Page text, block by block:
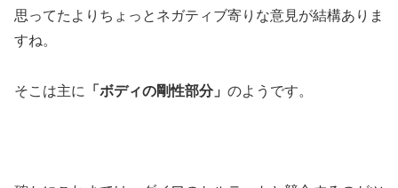
思ってたよりちょっとネガティブ寄りな意見が結構ありま
すね。
そこは主に 「ボディの剛性部分」 のようです。